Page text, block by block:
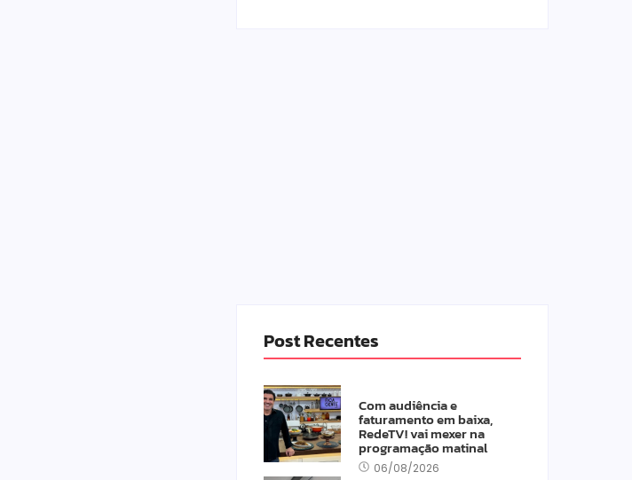
Post Recentes
Com audiência e
faturamento em baixa,
RedeTV! vai mexer na
programação matinal
06/08/2026